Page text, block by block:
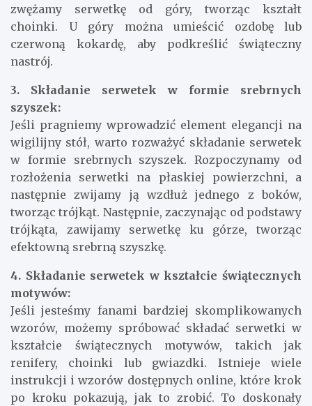
zwężamy serwetkę od góry, tworząc kształt
choinki. U góry można umieścić ozdobę lub
czerwoną kokardę, aby podkreślić świąteczny
nastrój.
3. Składanie serwetek w formie srebrnych
szyszek:
Jeśli pragniemy wprowadzić element elegancji na
wigilijny stół, warto rozważyć składanie serwetek
w formie srebrnych szyszek. Rozpoczynamy od
rozłożenia serwetki na płaskiej powierzchni, a
następnie zwijamy ją wzdłuż jednego z boków,
tworząc trójkąt. Następnie, zaczynając od podstawy
trójkąta, zawijamy serwetkę ku górze, tworząc
efektowną srebrną szyszkę.
4. Składanie serwetek w kształcie świątecznych
motywów:
Jeśli jesteśmy fanami bardziej skomplikowanych
wzorów, możemy spróbować składać serwetki w
kształcie świątecznych motywów, takich jak
renifery, choinki lub gwiazdki. Istnieje wiele
instrukcji i wzorów dostępnych online, które krok
po kroku pokazują, jak to zrobić. To doskonały